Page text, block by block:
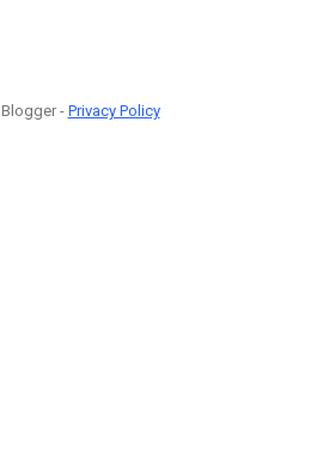
- Privacy Policy